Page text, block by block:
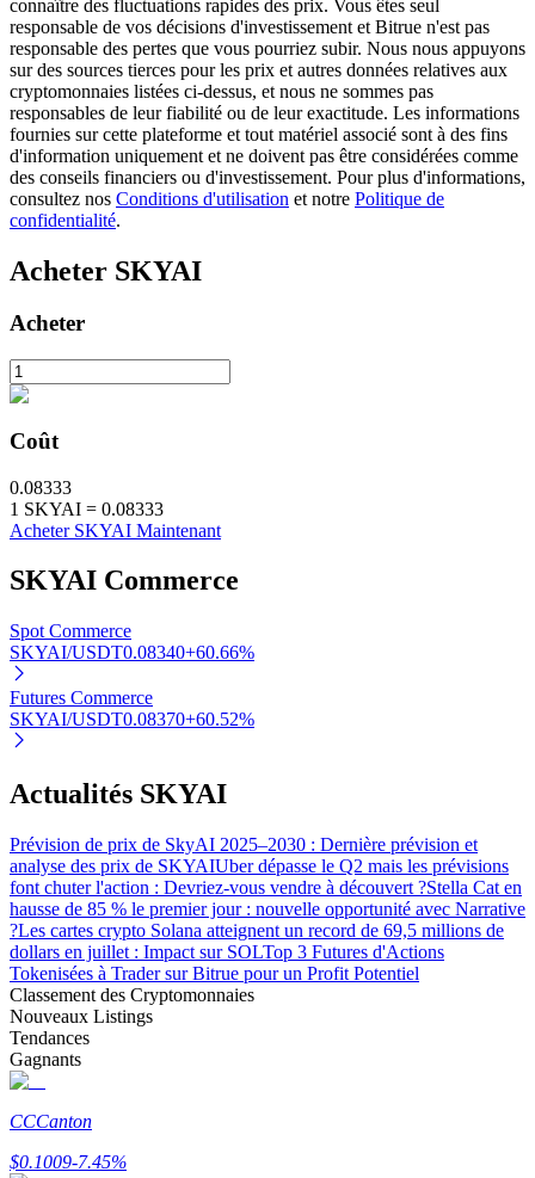
Investissement automobile
Obtenez des bénéfices à long terme et des intérêts flexibles
Apprenez le Staking
Découvrez comment gagner un revenu passif
Affiliés Bitrue
Jusqu'à 65 % de commissions !
connaître des fluctuations rapides des prix. Vous êtes seul
responsable de vos décisions d'investissement et Bitrue n'est pas
responsable des pertes que vous pourriez subir. Nous nous appuyons
sur des sources tierces pour les prix et autres données relatives aux
cryptomonnaies listées ci-dessus, et nous ne sommes pas
responsables de leur fiabilité ou de leur exactitude. Les informations
fournies sur cette plateforme et tout matériel associé sont à des fins
d'information uniquement et ne doivent pas être considérées comme
des conseils financiers ou d'investissement. Pour plus d'informations,
consultez nos Conditions d'utilisation et notre Politique de
confidentialité.
Acheter SKYAI
Acheter
Coût
0.08333
1 SKYAI = 0.08333
Acheter SKYAI Maintenant
SKYAI Commerce
Spot Commerce
SKYAI/USDT0.08340+60.66%
Futures Commerce
SKYAI/USDT0.08370+60.52%
Actualités SKYAI
Prévision de prix de SkyAI 2025–2030 : Dernière prévision et
analyse des prix de SKYAIUber dépasse le Q2 mais les prévisions
font chuter l'action : Devriez-vous vendre à découvert ?Stella Cat en
hausse de 85 % le premier jour : nouvelle opportunité avec Narrative
?Les cartes crypto Solana atteignent un record de 69,5 millions de
dollars en juillet : Impact sur SOLTop 3 Futures d'Actions
Tokenisées à Trader sur Bitrue pour un Profit Potentiel
Classement des Cryptomonnaies
Nouveaux Listings
Tendances
Gagnants
CCCanton
$0.1009-7.45%